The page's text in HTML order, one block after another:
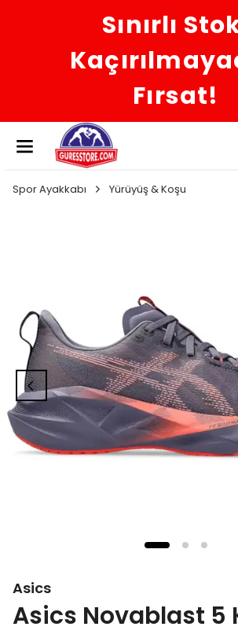
Sınırlı
Fırsat!
Spor Ayakkabı Yürüyüş & Koşu
Asics
Asics Novablast 5